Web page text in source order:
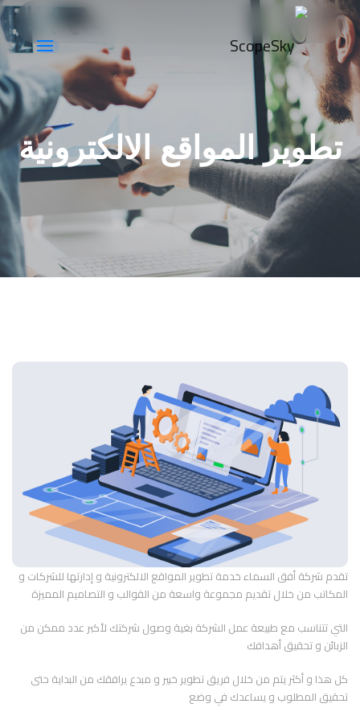
تطوير المواقع الالكترونية
تقدم شركة أفق السماء خدمة تطوير المواقع الالكترونية و إدارتها للشركات و
المكاتب من خلال تقديم مجموعة واسعة من القوالب و التصاميم المميزة
التي تتناسب مع طبيعة عمل الشركة بغية وصول شركتك لأكبر عدد ممكن من
الزبائن و تحقيق أهدافك
كل هذا و أكثر يتم من خلال فريق تطوير خبير و مبدع يرافقك من البداية حتى
تحقيق المطلوب و يساعدك في وضع